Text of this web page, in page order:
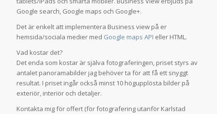
Google search, Google maps och Google+.
Det är enkelt att implementera Business view på er
hemsida/sociala medier med Google maps API eller HTML.
Vad kostar det?
Det enda som kostar är själva fotograferingen, priset styrs av
antalet panoramabilder jag behöver ta för att få ett snyggt
resultat. I priset ingår också minst 10 högupplösta bilder på
exteriör, interiör och detaljer.
Kontakta mig för offert (för fotografering utanför Karlstad